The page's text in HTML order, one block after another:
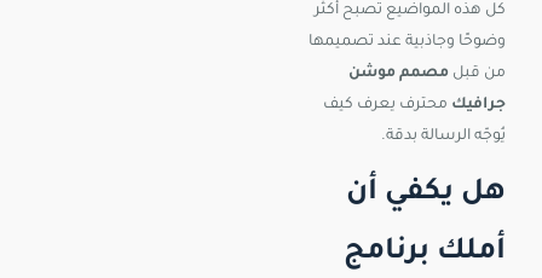
كل هذه المواضيع تصبح أكثر
وضوحًا وجاذبية عند تصميمها
من قبل مصمم موشن
جرافيك محترف يعرف كيف
يُوجّه الرسالة بدقة.
هل يكفي أن
أملك برنامج